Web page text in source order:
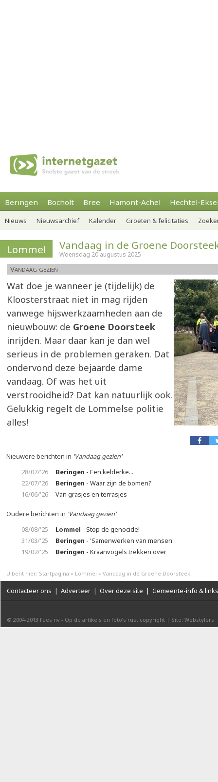
Beringen Bocholt Bree Hamont-Achel Hechtel-
Nieuws Nieuwsarchief Kalender Groeten & felicitaties
Lommel Vandaag in de Groene
Woensdag 20 augustus 2025
Vandaag gezien
Wat doe je wanneer je (tijdelijk) de
Kloosterstraat niet in mag rijden
vanwege hijswerkzaamheden aan de
nieuwbouw: de Groene Doorsteek
inrijden. Maar daar kan je dan wel
serieus in de problemen geraken. Dat
ondervond deze bejaarde dame
vandaag. Of was het uit
verstrooidheid? Dat kan natuurlijk ook.
Gelukkig regelt de Lommelse politie
alles!
Nieuwere berichten in 'Vandaag gezien'
28/07/'26
Beringen - Een kelderke...
22/07/'26
Beringen - Waar zijn de bomen?
16/06/'26
Van grasjes en terrasjes
Oudere berichten in 'Vandaag gezien'
08/08/'25
Lommel - Stop de genocide!
31/03/'25
Beringen - 'Samenwerken van mensen'
19/02/'25
Beringen - Kraanvogels trekken over
U bent hier: Startpagina » Lommel » Vandaag in de Groene Doorsteek
Contacteer ons | Adverteer | Over deze site | Gemeente-info & links
© 2004-2013 Faes nv - Op de artikels en foto’s rust copyright | Site: Webstylers